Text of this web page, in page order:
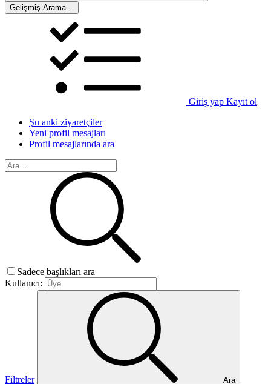
Gelişmiş Arama…
Giriş yap Kayıt ol
Şu anki ziyaretçiler
Yeni profil mesajları
Profil mesajlarında ara
Sadece başlıkları ara
Kullanıcı:
Filtreler Ara